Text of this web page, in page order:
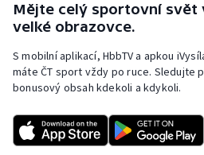
Rychlobruslení
Rychlostní kanoistika
Sportovní střelba
Mějte celý sportovní svět
velké obrazovce.
S mobilní aplikací, HbbTV a apkou
máte ČT sport vždy po ruce. Sledujte
bonusový obsah kdekoli a kdykoli.